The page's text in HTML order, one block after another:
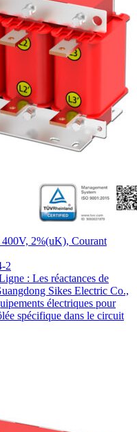
2%(uK), Courant
2
: Les réactances de
Sikes Electric Co.,
électriques pour
spécifique dans le circuit